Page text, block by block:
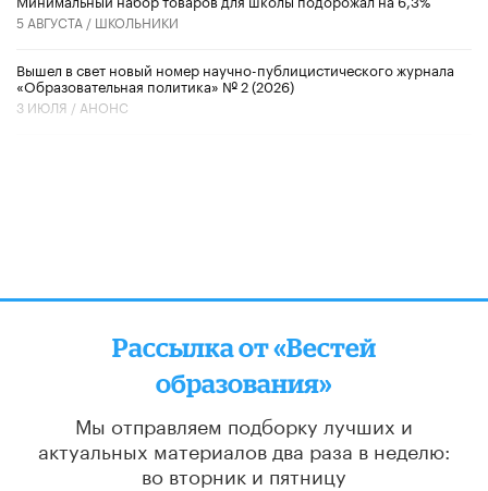
5 АВГУСТА / ШКОЛЬНИКИ
Вышел в свет новый номер научно-публицистического журнала
«Образовательная политика» № 2 (2026)
3 ИЮЛЯ / АНОНС
Рассылка от «Вестей
образования»
Мы отправляем подборку лучших и
актуальных материалов два раза в неделю:
во вторник и пятницу